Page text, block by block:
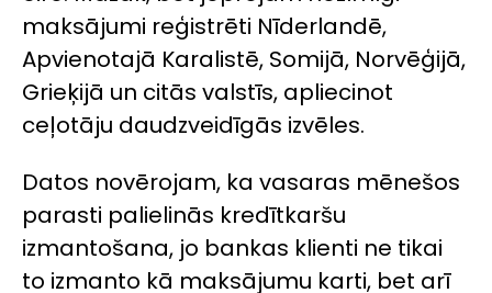
maksājumi reģistrēti Nīderlandē,
Apvienotajā Karalistē, Somijā, Norvēģijā,
Grieķijā un citās valstīs, apliecinot
ceļotāju daudzveidīgās izvēles.
Datos novērojam, ka vasaras mēnešos
parasti palielinās kredītkaršu
izmantošana, jo bankas klienti ne tikai
to izmanto kā maksājumu karti, bet arī